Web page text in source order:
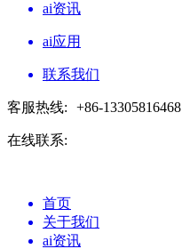
ai资讯
ai应用
联系我们
客服热线: +86-13305816468
在线联系:
首页
关于我们
ai资讯